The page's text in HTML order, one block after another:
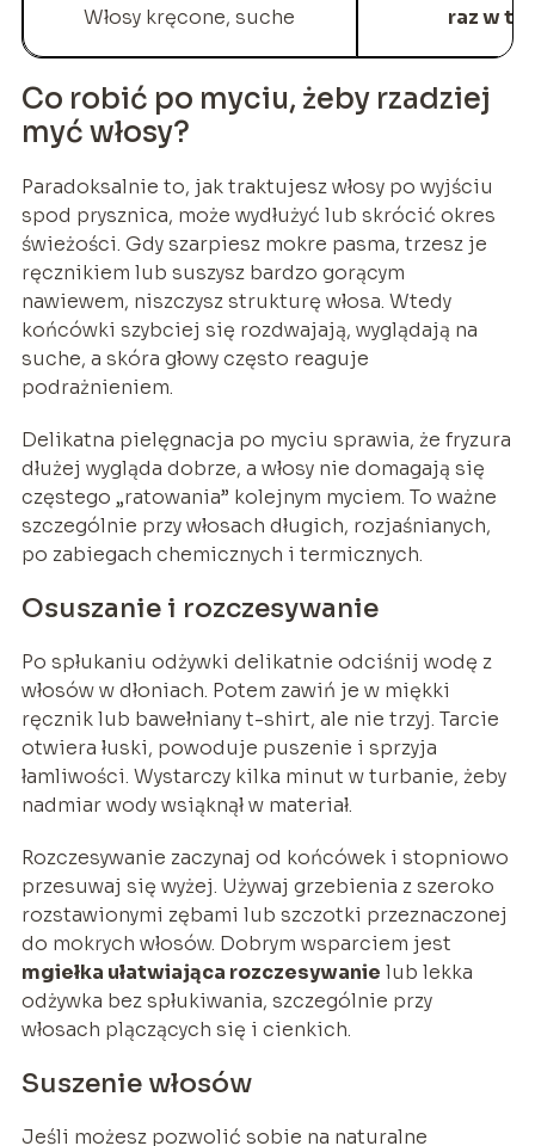
Włosy kręcone, suche raz w
Co robić po myciu, żeby rzadziej
myć włosy?
Paradoksalnie to, jak traktujesz włosy po wyjściu
spod prysznica, może wydłużyć lub skrócić okres
świeżości. Gdy szarpiesz mokre pasma, trzesz je
ręcznikiem lub suszysz bardzo gorącym
nawiewem, niszczysz strukturę włosa. Wtedy
końcówki szybciej się rozdwajają, wyglądają na
suche, a skóra głowy często reaguje
podrażnieniem.
Delikatna pielęgnacja po myciu sprawia, że fryzura
dłużej wygląda dobrze, a włosy nie domagają się
częstego „ratowania” kolejnym myciem. To ważne
szczególnie przy włosach długich, rozjaśnianych,
po zabiegach chemicznych i termicznych.
Osuszanie i rozczesywanie
Po spłukaniu odżywki delikatnie odciśnij wodę z
włosów w dłoniach. Potem zawiń je w miękki
ręcznik lub bawełniany t-shirt, ale nie trzyj. Tarcie
otwiera łuski, powoduje puszenie i sprzyja
łamliwości. Wystarczy kilka minut w turbanie, żeby
nadmiar wody wsiąknął w materiał.
Rozczesywanie zaczynaj od końcówek i stopniowo
przesuwaj się wyżej. Używaj grzebienia z szeroko
rozstawionymi zębami lub szczotki przeznaczonej
do mokrych włosów. Dobrym wsparciem jest
mgiełka ułatwiająca rozczesywanie lub lekka
odżywka bez spłukiwania, szczególnie przy
włosach plączących się i cienkich.
Suszenie włosów
Jeśli możesz pozwolić sobie na naturalne